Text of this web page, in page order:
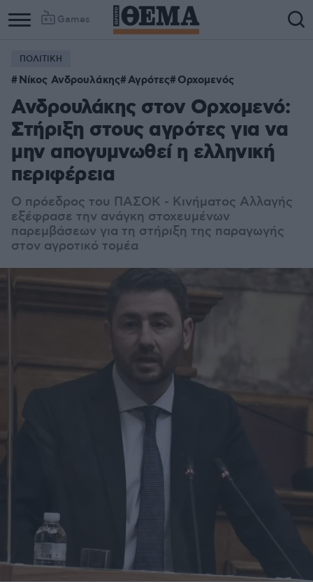
Games
ΠΟΛΙΤΙΚΗ
Νίκος Ανδρουλάκης Αγρότες Ορχομενός
Ανδρουλάκης στον Ορχομενό:
Στήριξη στους αγρότες για να
μην απογυμνωθεί η ελληνική
περιφέρεια
O πρόεδρος του ΠΑΣΟΚ - Κινήματος Αλλαγής
εξέφρασε την ανάγκη στοχευμένων
παρεμβάσεων για τη στήριξη της παραγωγής
στον αγροτικό τομέα